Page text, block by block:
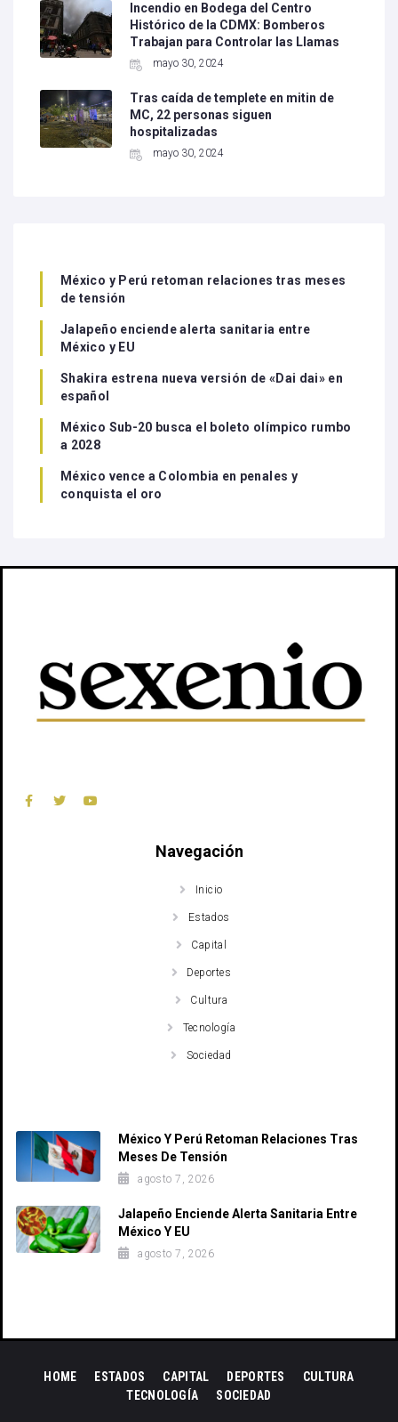
Incendio en Bodega del Centro
Histórico de la CDMX: Bomberos
Trabajan para Controlar las Llamas
mayo 30, 2024
Tras caída de templete en mitin de
MC, 22 personas siguen
hospitalizadas
mayo 30, 2024
México y Perú retoman relaciones tras meses
de tensión
Jalapeño enciende alerta sanitaria entre
México y EU
Shakira estrena nueva versión de «Dai dai» en
español
México Sub-20 busca el boleto olímpico rumbo
a 2028
México vence a Colombia en penales y
conquista el oro
Navegación
Inicio
Estados
Capital
Deportes
Cultura
Tecnología
Sociedad
México Y Perú Retoman Relaciones Tras
Meses De Tensión
agosto 7, 2026
Jalapeño Enciende Alerta Sanitaria Entre
México Y EU
agosto 7, 2026
HOME ESTADOS CAPITAL DEPORTES
CULTURA
TECNOLOGÍA
SOCIEDAD